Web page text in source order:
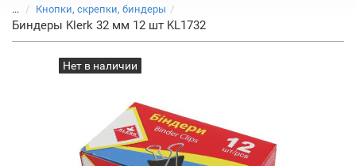
... Кнопки, скрепки, биндеры
Биндеры Klerk 32 мм 12 шт KL1732
Нет в наличии